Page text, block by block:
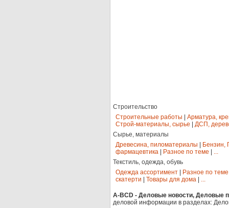
Строительство
Строительные работы
Арматура,
Строй-материалы, сырье
ДСП,
Сырье, материалы
Древесина, пиломатериалы
Бензин,
фармацевтика
Разное по теме
...
Текстиль, одежда, обувь
Одежда ассортимент
Разное по теме
скатерти
Товары для дома ...
A-BCD - Деловые новости, Деловые
деловой информации в разделах: